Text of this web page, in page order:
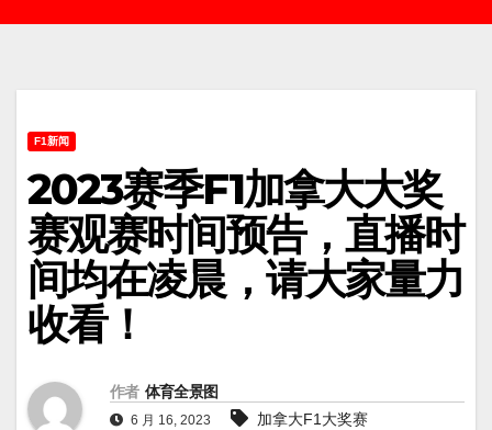
F1新闻
2023赛季F1加拿大大奖
赛观赛时间预告，直播时
间均在凌晨，请大家量力
收看！
作者 体育全景图
6 月 16, 2023 加拿大F1大奖赛